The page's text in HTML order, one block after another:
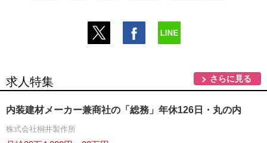
求人特集 さらに見る
内装建材メーカー兼商社の「総務」年休126日・丸の内
株式会社桐井製作所